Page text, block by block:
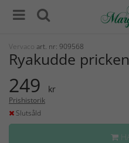
Vervaco art. nr: 909568
Ryakudde pricken
249 kr
Prishistorik
Slutsåld